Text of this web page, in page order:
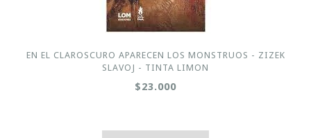
EN EL CLAROSCURO APARECEN LOS MONSTRUOS - ZIZEK
SLAVOJ - TINTA LIMON
$23.000